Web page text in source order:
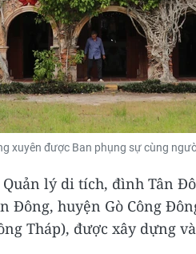
xuyên được Ban phụng sự cùng
Quản lý di tích, đình Tân
Đông, huyện Gò Công
Tháp), được xây dựng